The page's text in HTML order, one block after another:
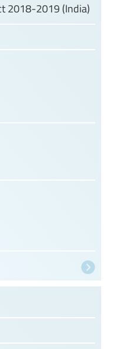
2018-2019 (India)